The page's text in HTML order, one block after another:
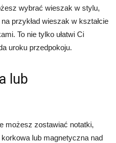
wybrać wieszak w stylu,
przykład wieszak w kształcie
To nie tylko ułatwi Ci
uroku przedpokoju.
lub
możesz zostawiać notatki,
lub magnetyczna nad